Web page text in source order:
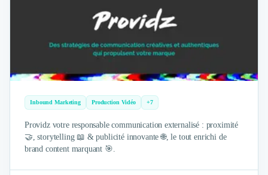
Inbound Marketing Production Vidéo +7
Providz votre responsable communication externalisé : proximité
🤝, storytelling 📖 & publicité innovante 🌐, le tout enrichi de
brand content marquant 🎯.